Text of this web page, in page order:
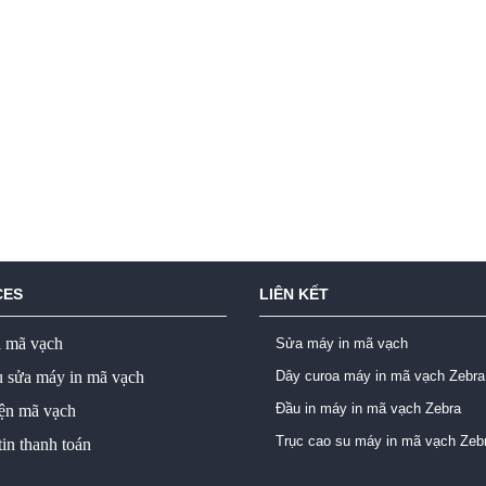
vạch
sửa máy in mã vạch
mã vạch
thanh toán
LIÊN KẾT
Sửa máy in mã vạch
Dây curoa máy in mã vạch Zebra
Đầu in máy in mã vạch Zebra
Trục cao su máy in mã vạch